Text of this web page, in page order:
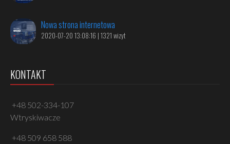
Nowa strona internetowa
2020-07-20 13:08:16 | 1321 wizyt
KONTAKT
+48 502-334-107
Wtryskiwacze
+48 509 658 588